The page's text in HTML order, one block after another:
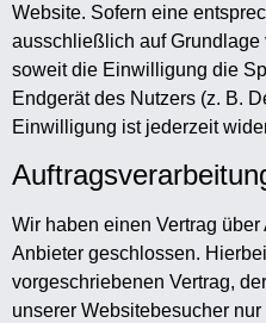
Website. Sofern eine
ausschließlich auf Grundlage
soweit die Einwilligung die
Endgerät des Nutzers (z. B.
Einwilligung ist jederzeit
Wir haben einen Vertrag
Anbieter geschlossen.
vorgeschriebenen Vertrag,
unserer Websitebesucher